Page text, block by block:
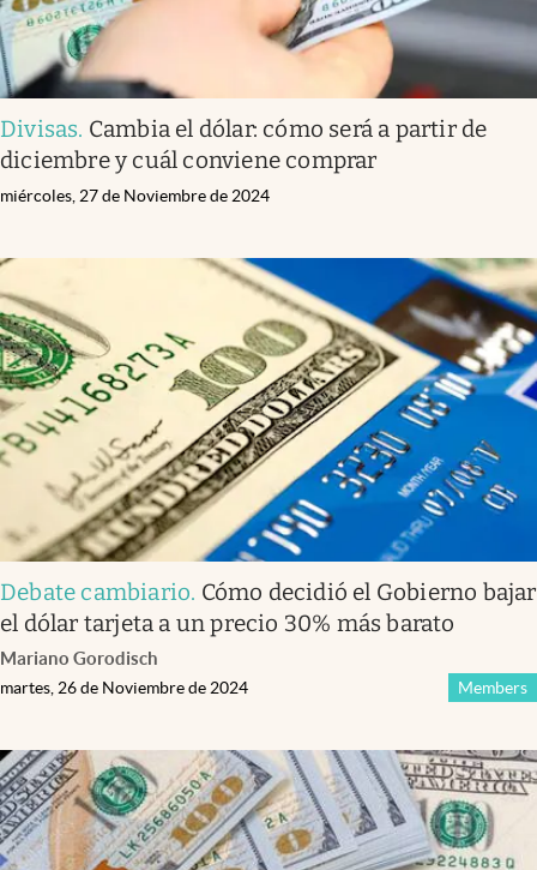
Divisas. Cambia el dólar: cómo será a partir de
diciembre y cuál conviene comprar
miércoles, 27 de Noviembre de 2024
Debate cambiario. Cómo decidió el Gobierno bajar
el dólar tarjeta a un precio 30% más barato
Mariano Gorodisch
Members
martes, 26 de Noviembre de 2024